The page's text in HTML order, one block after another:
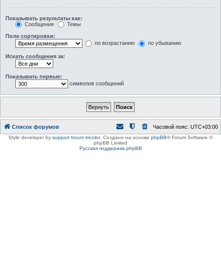
Показывать результаты как:
Сообщения
Темы
Поле сортировки:
по возрастанию
по убыванию
Искать сообщения за:
Показывать первые:
символов сообщений
Список форумов Часовой пояс: UTC+03:00
Style developer by support forum tricolor, Создано на основе phpBB® Forum Software ©
phpBB Limited
Русская поддержка phpBB